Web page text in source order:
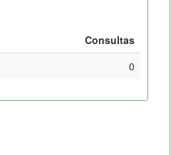
Consultas
0